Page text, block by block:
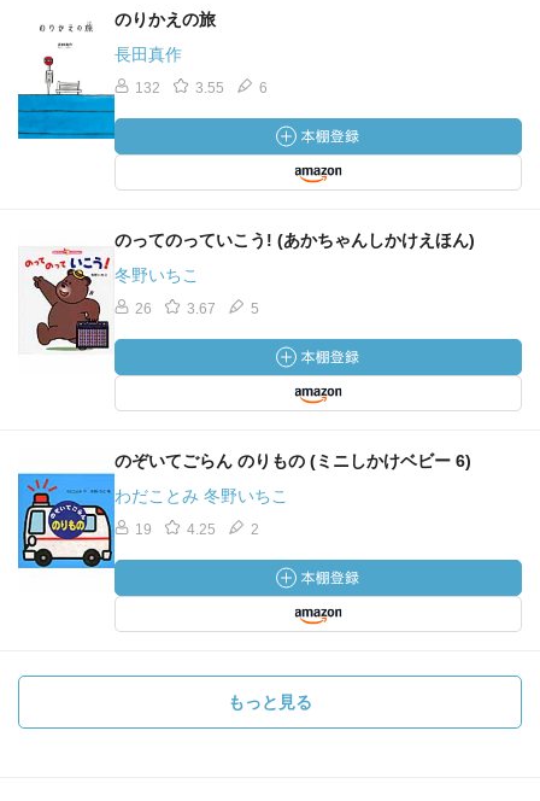
のりかえの旅
長田真作
132 3.55 6
のってのっていこう! (あかちゃんしかけえほん)
冬野いちこ
26 3.67 5
のぞいてごらん のりもの (ミニしかけベビー 6)
わだことみ 冬野いちこ
19 4.25 2
もっと見る